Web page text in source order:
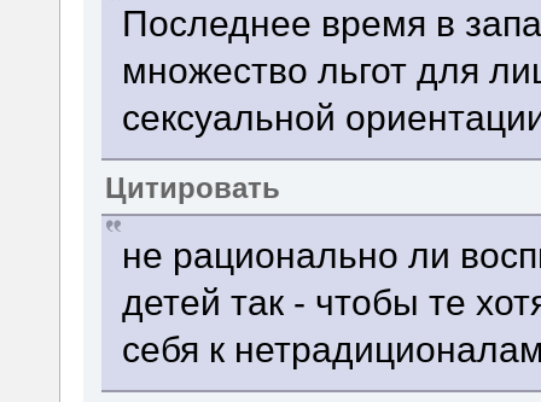
Последнее время в
множество льгот для
сексуальной
Цитировать
не рационально ли
детей так - чтобы те
себя к